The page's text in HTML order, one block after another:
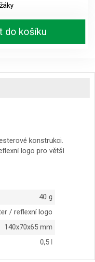
do košíku
konstrukci.
logo pro větší
40 g
/ reflexní logo
140x70x65 mm
0,5 l